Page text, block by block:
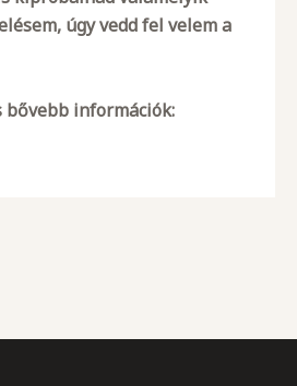
úgy vedd fel velem a
bővebb információk: